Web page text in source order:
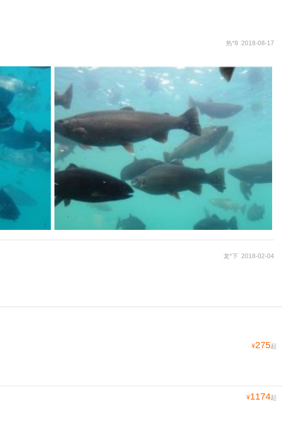
热*8 2018-08-17
龙*下 2018-02-04
¥275起
¥1174起